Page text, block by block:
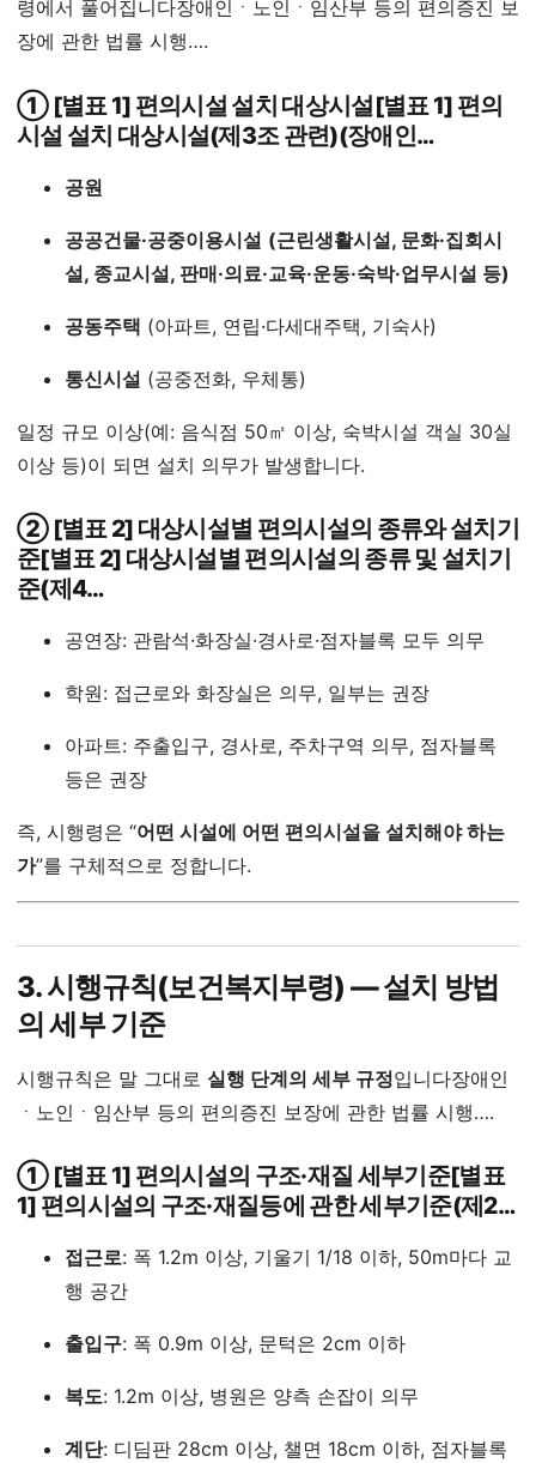
령에서 풀어집니다장애인ㆍ노인ㆍ임산부 등의 편의증진 보
장에 관한 법률 시행….
① [별표 1] 편의시설 설치 대상시설[별표 1] 편의
시설 설치 대상시설(제3조 관련)(장애인…
공원
공공건물·공중이용시설 (근린생활시설, 문화·집회시
설, 종교시설, 판매·의료·교육·운동·숙박·업무시설 등)
공동주택 (아파트, 연립·다세대주택, 기숙사)
통신시설 (공중전화, 우체통)
일정 규모 이상(예: 음식점 50㎡ 이상, 숙박시설 객실 30실
이상 등)이 되면 설치 의무가 발생합니다.
② [별표 2] 대상시설별 편의시설의 종류와 설치기
준[별표 2] 대상시설별 편의시설의 종류 및 설치기
준(제4…
공연장: 관람석·화장실·경사로·점자블록 모두 의무
학원: 접근로와 화장실은 의무, 일부는 권장
아파트: 주출입구, 경사로, 주차구역 의무, 점자블록
등은 권장
즉, 시행령은 “어떤 시설에 어떤 편의시설을 설치해야 하는
가”를 구체적으로 정합니다.
3. 시행규칙(보건복지부령) ― 설치 방법
의 세부 기준
시행규칙은 말 그대로 실행 단계의 세부 규정입니다장애인
ㆍ노인ㆍ임산부 등의 편의증진 보장에 관한 법률 시행….
① [별표 1] 편의시설의 구조·재질 세부기준[별표
1] 편의시설의 구조·재질등에 관한 세부기준(제2…
접근로: 폭 1.2m 이상, 기울기 1/18 이하, 50m마다 교
행 공간
출입구: 폭 0.9m 이상, 문턱은 2cm 이하
복도: 1.2m 이상, 병원은 양측 손잡이 의무
계단: 디딤판 28cm 이상, 챌면 18cm 이하, 점자블록